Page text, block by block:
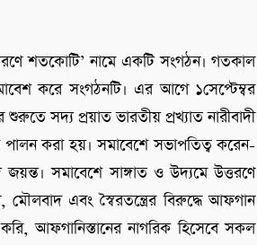
শতকোটি’ নামে একটি সংগঠন। গতকাল
করে সংগঠনটি। এর আগে ১সেপ্টেম্বর
সদ্য প্রয়াত ভারতীয় প্রখ্যাত নারীবাদী
পালন করা হয়। সমাবেশে সভাপতিত্ব করেন-
জয়ন্ত। সমাবেশে সাঙ্গাত ও উদ্যমে উত্তরণে
এবং স্বৈরতন্ত্রের বিরুদ্ধে আফগান
আফগানিস্তানের নাগরিক হিসেবে সকল